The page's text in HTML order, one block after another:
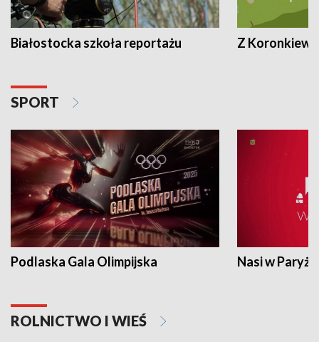
Białostocka szkoła reportażu Z
SPORT
Podlaska Gala Olimpijska Nasi w Paryżu
ROLNICTWO I WIEŚ